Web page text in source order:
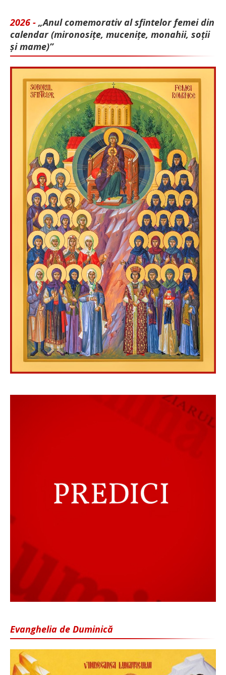
2026 - „Anul comemorativ al sfintelor femei din
calendar (mironosițe, mu­cenițe, monahii, soții
și mame)”
Evanghelia de Duminică